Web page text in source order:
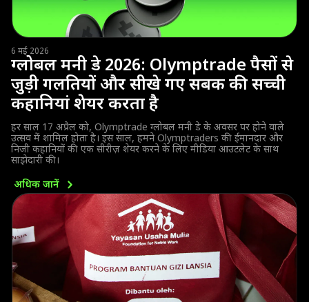
6 मई 2026
ग्लोबल मनी डे 2026: Olymptrade पैसों से
जुड़ी गलतियों और सीखे गए सबक की सच्ची
कहानियां शेयर करता है
हर साल 17 अप्रैल को, Olymptrade ग्लोबल मनी डे के अवसर पर होने वाले
उत्सव में शामिल होता है। इस साल, हमने Olymptraders की ईमानदार और
निजी कहानियों की एक सीरीज़ शेयर करने के लिए मीडिया आउटलेट के साथ
साझेदारी की।
अधिक जानें